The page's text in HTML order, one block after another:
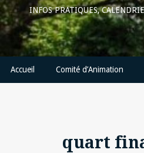
INFOS PRATIQUES,
Accueil Comité d’Animation
quart